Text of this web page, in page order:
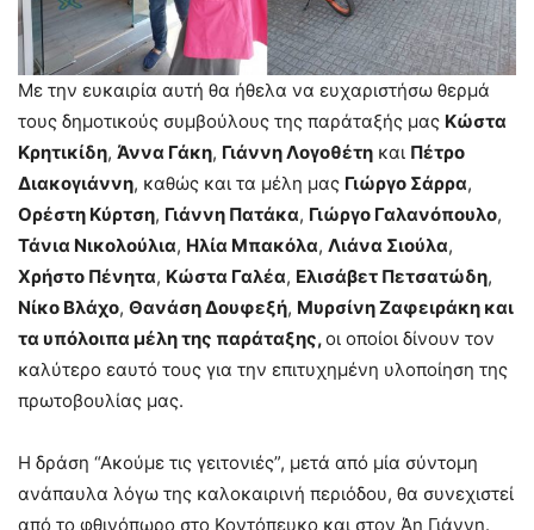
Με την ευκαιρία αυτή θα ήθελα να ευχαριστήσω θερμά
τους δημοτικούς συμβούλους της παράταξής μας Κώστα
Κρητικίδη, Άννα Γάκη, Γιάννη Λογοθέτη και Πέτρο
Διακογιάννη, καθώς και τα μέλη μας Γιώργο Σάρρα,
Ορέστη Κύρτση, Γιάννη Πατάκα, Γιώργο Γαλανόπουλο,
Τάνια Νικολούλια, Ηλία Μπακόλα, Λιάνα Σιούλα,
Χρήστο Πένητα, Κώστα Γαλέα, Ελισάβετ Πετσατώδη,
Νίκο Βλάχο, Θανάση Δουφεξή, Μυρσίνη Ζαφειράκη και
τα υπόλοιπα μέλη της παράταξης,οι οποίοι δίνουν τον
καλύτερο εαυτό τους για την επιτυχημένη υλοποίηση της
πρωτοβουλίας μας.
Η δράση “Ακούμε τις γειτονιές”, μετά από μία σύντομη
ανάπαυλα λόγω της καλοκαιρινή περιόδου, θα συνεχιστεί
από το φθινόπωρο στο Κοντόπευκο και στον Άη Γιάννη.